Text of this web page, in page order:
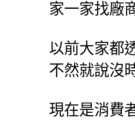
家一家找廠
以前大家都
不然就說沒
現在是消費